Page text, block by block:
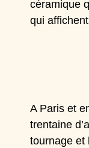
céramique
qui
A Paris et
trentaine
tournage et